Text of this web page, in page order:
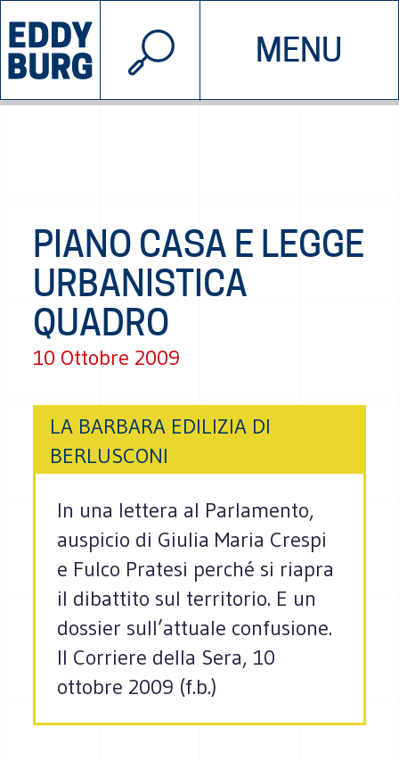
MENU
INIZIATIVE CHI SIAMO
© 2026 EDDYBURG
PIANO CASA E LEGGE
URBANISTICA
QUADRO
10 Ottobre 2009
LA BARBARA EDILIZIA DI
BERLUSCONI
In una lettera al Parlamento,
auspicio di Giulia Maria Crespi
e Fulco Pratesi perché si riapra
il dibattito sul territorio. E un
dossier sull’attuale confusione.
Il Corriere della Sera, 10
ottobre 2009 (f.b.)